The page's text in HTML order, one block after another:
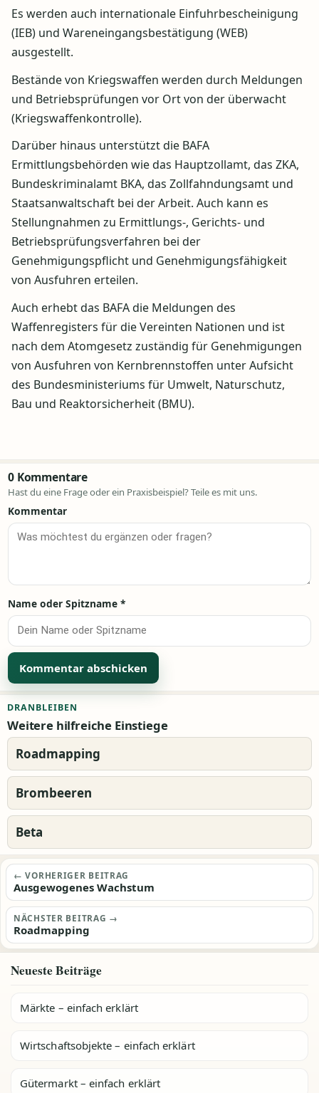
Es werden auch internationale Einfuhrbescheinigung
(IEB) und Wareneingangsbestätigung (WEB)
ausgestellt.
Bestände von Kriegswaffen werden durch Meldungen
und Betriebsprüfungen vor Ort von der überwacht
(Kriegswaffenkontrolle).
Darüber hinaus unterstützt die BAFA
Ermittlungsbehörden wie das Hauptzollamt, das ZKA,
Bundeskriminalamt BKA, das Zollfahndungsamt und
Staatsanwaltschaft bei der Arbeit. Auch kann es
Stellungnahmen zu Ermittlungs-, Gerichts- und
Betriebsprüfungsverfahren bei der
Genehmigungspflicht und Genehmigungsfähigkeit
von Ausfuhren erteilen.
Auch erhebt das BAFA die Meldungen des
Waffenregisters für die Vereinten Nationen und ist
nach dem Atomgesetz zuständig für Genehmigungen
von Ausfuhren von Kernbrennstoffen unter Aufsicht
des Bundesministeriums für Umwelt, Naturschutz,
Bau und Reaktorsicherheit (BMU).
0 Kommentare
Hast du eine Frage oder ein Praxisbeispiel? Teile es mit uns.
Kommentar
Name oder Spitzname *
DRANBLEIBEN
Weitere hilfreiche Einstiege
Roadmapping
Brombeeren
Beta
Beitragsnavigation
← VORHERIGER BEITRAG
Ausgewogenes Wachstum
NÄCHSTER BEITRAG →
Roadmapping
Neueste Beiträge
Märkte – einfach erklärt
Wirtschaftsobjekte – einfach erklärt
Gütermarkt – einfach erklärt